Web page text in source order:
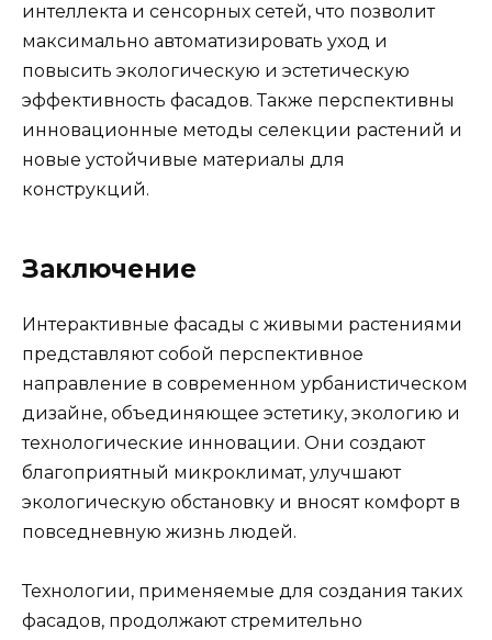
интеллекта и сенсорных сетей, что позволит
максимально автоматизировать уход и
повысить экологическую и эстетическую
эффективность фасадов. Также перспективны
инновационные методы селекции растений и
новые устойчивые материалы для
конструкций.
Заключение
Интерактивные фасады с живыми растениями
представляют собой перспективное
направление в современном урбанистическом
дизайне, объединяющее эстетику, экологию и
технологические инновации. Они создают
благоприятный микроклимат, улучшают
экологическую обстановку и вносят комфорт в
повседневную жизнь людей.
Технологии, применяемые для создания таких
фасадов, продолжают стремительно